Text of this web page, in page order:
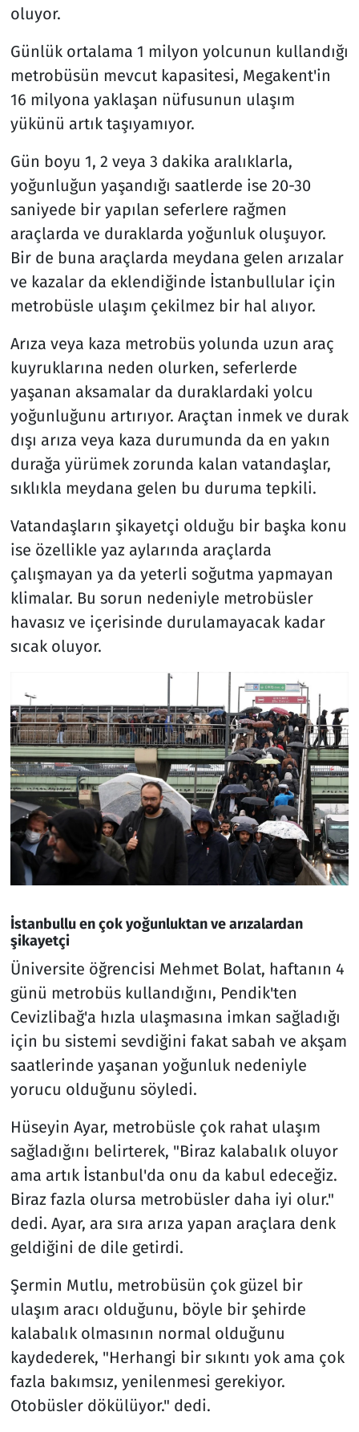
oluyor.
Günlük ortalama 1 milyon yolcunun kullandığı
metrobüsün mevcut kapasitesi, Megakent'in
16 milyona yaklaşan nüfusunun ulaşım
yükünü artık taşıyamıyor.
Gün boyu 1, 2 veya 3 dakika aralıklarla,
yoğunluğun yaşandığı saatlerde ise 20-30
saniyede bir yapılan seferlere rağmen
araçlarda ve duraklarda yoğunluk oluşuyor.
Bir de buna araçlarda meydana gelen arızalar
ve kazalar da eklendiğinde İstanbullular için
metrobüsle ulaşım çekilmez bir hal alıyor.
Arıza veya kaza metrobüs yolunda uzun araç
kuyruklarına neden olurken, seferlerde
yaşanan aksamalar da duraklardaki yolcu
yoğunluğunu artırıyor. Araçtan inmek ve durak
dışı arıza veya kaza durumunda da en yakın
durağa yürümek zorunda kalan vatandaşlar,
sıklıkla meydana gelen bu duruma tepkili.
Vatandaşların şikayetçi olduğu bir başka konu
ise özellikle yaz aylarında araçlarda
çalışmayan ya da yeterli soğutma yapmayan
klimalar. Bu sorun nedeniyle metrobüsler
havasız ve içerisinde durulamayacak kadar
sıcak oluyor.
İstanbullu en çok yoğunluktan ve arızalardan
şikayetçi
Üniversite öğrencisi Mehmet Bolat, haftanın 4
günü metrobüs kullandığını, Pendik'ten
Cevizlibağ'a hızla ulaşmasına imkan sağladığı
için bu sistemi sevdiğini fakat sabah ve akşam
saatlerinde yaşanan yoğunluk nedeniyle
yorucu olduğunu söyledi.
Hüseyin Ayar, metrobüsle çok rahat ulaşım
sağladığını belirterek, "Biraz kalabalık oluyor
ama artık İstanbul'da onu da kabul edeceğiz.
Biraz fazla olursa metrobüsler daha iyi olur."
dedi. Ayar, ara sıra arıza yapan araçlara denk
geldiğini de dile getirdi.
Şermin Mutlu, metrobüsün çok güzel bir
ulaşım aracı olduğunu, böyle bir şehirde
kalabalık olmasının normal olduğunu
kaydederek, "Herhangi bir sıkıntı yok ama çok
fazla bakımsız, yenilenmesi gerekiyor.
Otobüsler dökülüyor." dedi.